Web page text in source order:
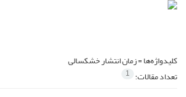
کلیدواژه‌ها =زمان انتشار خشکسالی
تعداد مقالات: 1